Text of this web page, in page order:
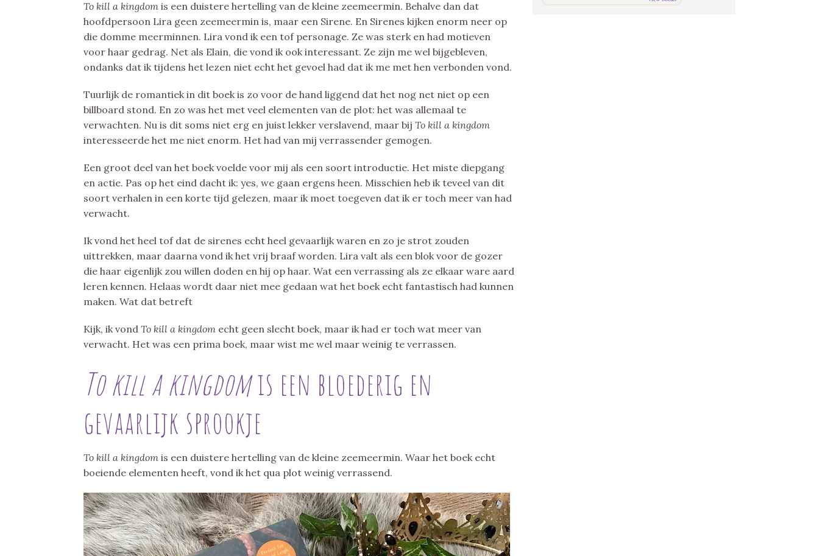
To kill a kingdom is een duistere hertelling van de kleine zeemeermin. Behalve dan dat
hoofdpersoon Lira geen zeemeermin is, maar een Sirene. En Sirenes kijken enorm neer op
die domme meerminnen. Lira vond ik een tof personage. Ze was sterk en had motieven
voor haar gedrag. Net als Elain, die vond ik ook interessant. Ze zijn me wel bijgebleven,
ondanks dat ik tijdens het lezen niet echt het gevoel had dat ik me met hen verbonden vond.
Tuurlijk de romantiek in dit boek is zo voor de hand liggend dat het nog net niet op een
billboard stond. En zo was het met veel elementen van de plot: het was allemaal te
verwachten. Nu is dit soms niet erg en juist lekker verslavend, maar bij To kill a kingdom
interesseerde het me niet enorm. Het had van mij verrassender gemogen.
Een groot deel van het boek voelde voor mij als een soort introductie. Het miste diepgang
en actie. Pas op het eind dacht ik: yes, we gaan ergens heen. Misschien heb ik teveel van dit
soort verhalen in een korte tijd gelezen, maar ik moet toegeven dat ik er toch meer van had
verwacht.
Ik vond het heel tof dat de sirenes echt heel gevaarlijk waren en zo je strot zouden
uittrekken, maar daarna vond ik het vrij braaf worden. Lira valt als een blok voor de gozer
die haar eigenlijk zou willen doden en hij op haar. Wat een verrassing als ze elkaar ware aard
leren kennen. Helaas wordt daar niet mee gedaan wat het boek echt fantastisch had kunnen
maken. Wat dat betreft
Kijk, ik vond To kill a kingdom echt geen slecht boek, maar ik had er toch wat meer van
verwacht. Het was een prima boek, maar wist me wel maar weinig te verrassen.
To kill a kingdomis een bloederig en
gevaarlijk sprookje
To kill a kingdom is een duistere hertelling van de kleine zeemeermin. Waar het boek echt
boeiende elementen heeft, vond ik het qua plot weinig verrassend.